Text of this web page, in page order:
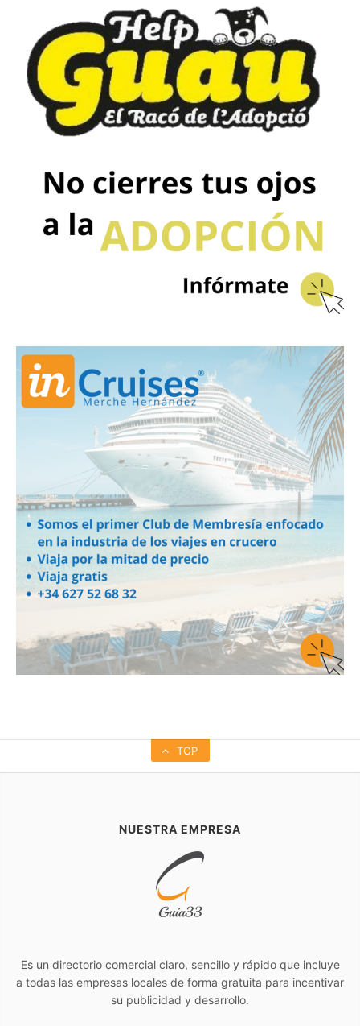
TOP
NUESTRA EMPRESA
Es un directorio comercial claro, sencillo y rápido que incluye
a todas las empresas locales de forma gratuita para incentivar
su publicidad y desarrollo.